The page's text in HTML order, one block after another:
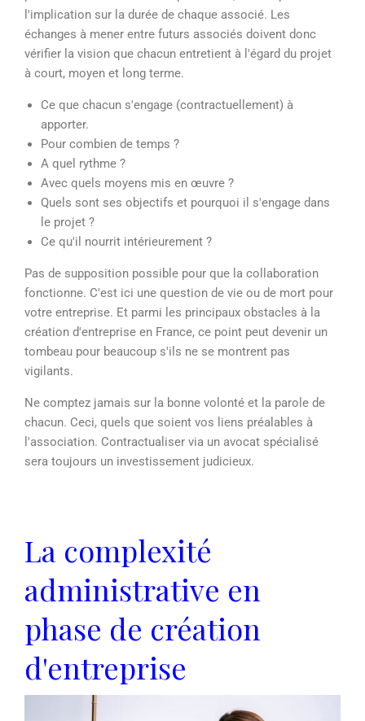
l'implication sur la durée de chaque associé. Les
échanges à mener entre futurs associés doivent donc
vérifier la vision que chacun entretient à l'égard du projet
à court, moyen et long terme.
Ce que chacun s'engage (contractuellement) à
apporter.
Pour combien de temps ?
A quel rythme ?
Avec quels moyens mis en œuvre ?
Quels sont ses objectifs et pourquoi il s'engage dans
le projet ?
Ce qu'il nourrit intérieurement ?
Pas de supposition possible pour que la collaboration
fonctionne. C'est ici une question de vie ou de mort pour
votre entreprise. Et parmi les principaux obstacles à la
création d'entreprise en France, ce point peut devenir un
tombeau pour beaucoup s'ils ne se montrent pas
vigilants.
Ne comptez jamais sur la bonne volonté et la parole de
chacun. Ceci, quels que soient vos liens préalables à
l'association. Contractualiser via un avocat spécialisé
sera toujours un investissement judicieux.
La complexité
administrative en
phase de création
d'entreprise